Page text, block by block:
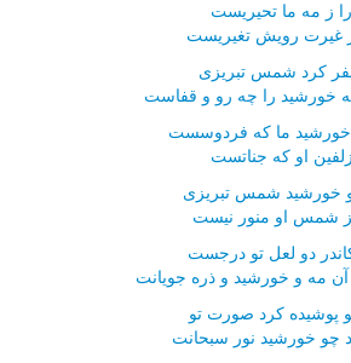
ز مه ما تحیریست
غیرت رویش تغیریست
كرد شمس تبریزی
خورشید را چه رو و قفاست
ما كه فردوسست
او كه جناتست
و خورشید شمس تبریزی
شمس او منور نیست
دو لعل تو درجست
مه و خورشید و ذره جویانت
پوشیده كرد صورت تو
چو خورشید نور سبحانت